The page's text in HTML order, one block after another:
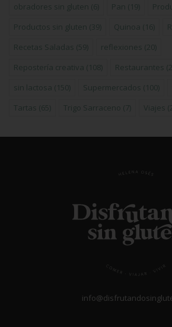
obradores sin gluten (6) Pan (19)
Productos sin gluten (39) Quinoa (16)
Recetas Saladas (59) reflexiones (20)
Repostería creativa (108) Restaurantes
sin lactosa (150) Supermercados (100)
Tartas (65) Trigo Sarraceno (7) Viajes